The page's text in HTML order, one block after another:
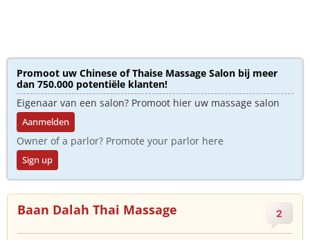
Promoot uw Chinese of Thaise Massage Salon bij meer
dan 750.000 potentiële klanten!
Eigenaar van een salon? Promoot hier uw massage salon
Aanmelden
Owner of a parlor? Promote your parlor here
Sign up
Baan Dalah Thai Massage 2